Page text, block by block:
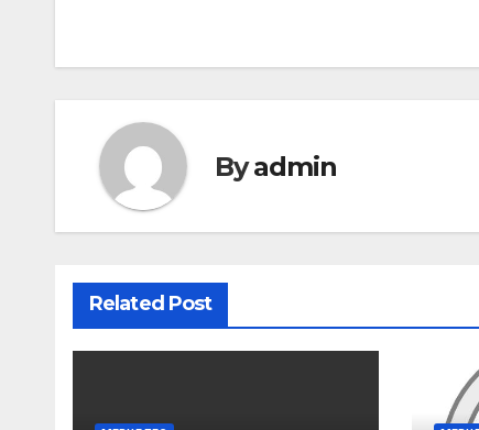
Byadmin
Related Post